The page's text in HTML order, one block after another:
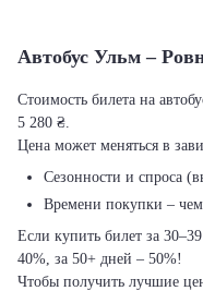
Автобус Ульм –
Стоимость билета на
5 280 ₴.
Цена может меняться в
Сезонности и спроса
Времени покупки –
Если купить билет за
40%, за 50+ дней – 50%!
Чтобы получить лучшие